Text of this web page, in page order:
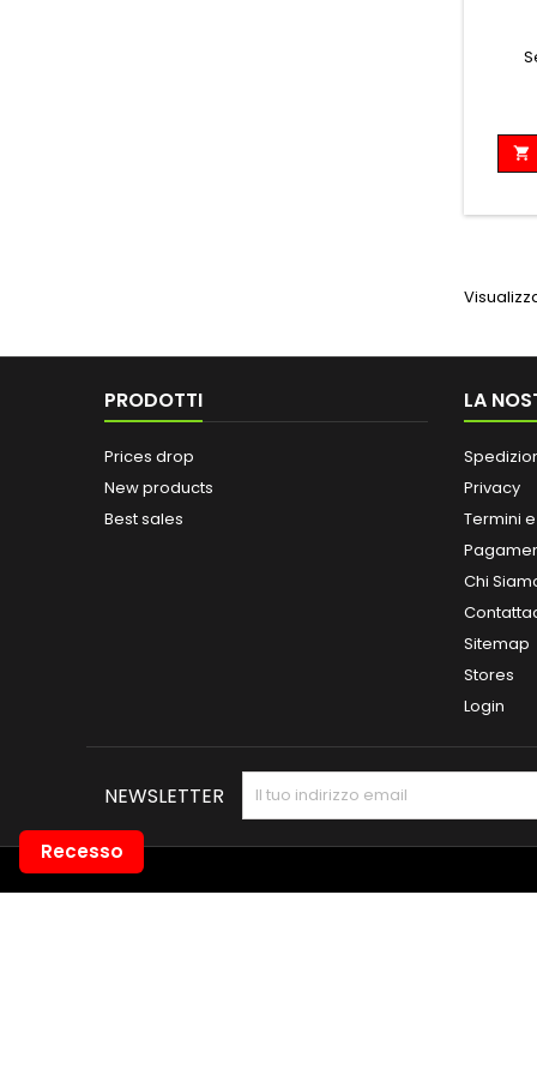

PRODOTTI
Prices drop
New products
Best sales
LA
Privacy
Termini
Chi
Sitemap
Stores
Login
NEWSLETTER
Recesso